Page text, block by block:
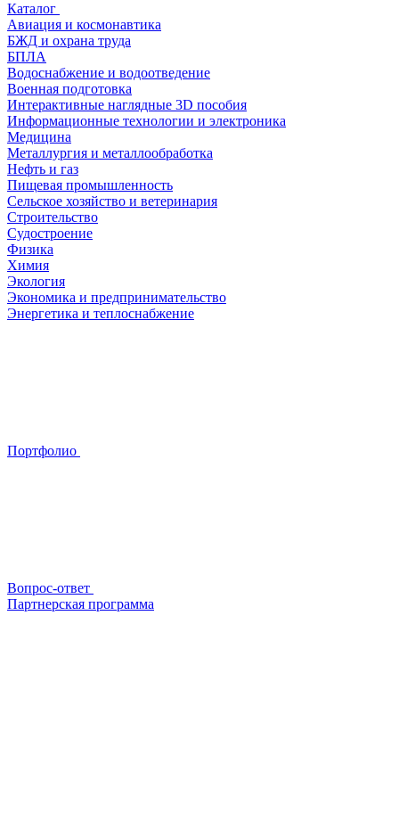
Каталог
Авиация и космонавтика
БЖД и охрана труда
БПЛА
Водоснабжение и водоотведение
Военная подготовка
Интерактивные наглядные 3D пособия
Информационные технологии и электроника
Медицина
Металлургия и металлообработка
Нефть и газ
Пищевая промышленность
Сельское хозяйство и ветеринария
Строительство
Судостроение
Физика
Химия
Экология
Экономика и предпринимательство
Энергетика и теплоснабжение
Портфолио
Вопрос-ответ
Партнерская программа